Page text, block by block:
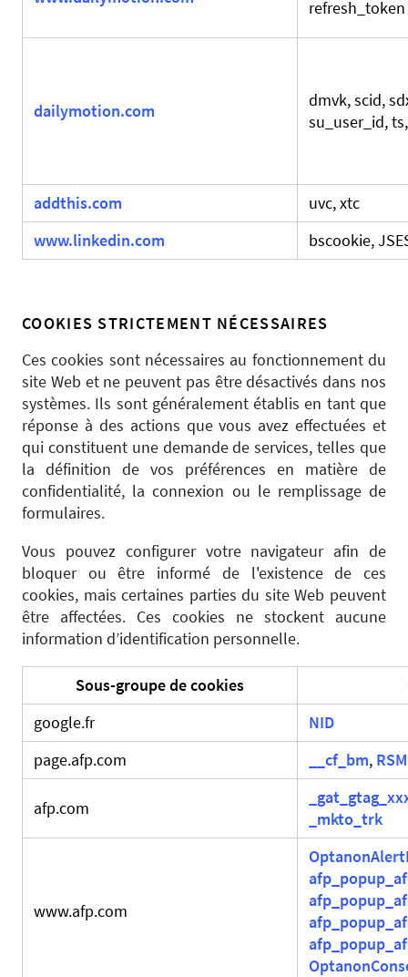
refresh_token
dailymotion.com
dmvk, scid,
su_user_id,
addthis.com
uvc, xtc
www.linkedin.com
bscookie,
COOKIES STRICTEMENT NÉCESSAIRES
Ces cookies sont nécessaires au fonctionnement du
site Web et ne peuvent pas être désactivés dans nos
systèmes. Ils sont généralement établis en tant que
réponse à des actions que vous avez effectuées et
qui constituent une demande de services, telles que
la définition de vos préférences en matière de
confidentialité, la connexion ou le remplissage de
formulaires.
Vous pouvez configurer votre navigateur afin de
bloquer ou être informé de l'existence de ces
cookies, mais certaines parties du site Web peuvent
être affectées. Ces cookies ne stockent aucune
information d’identification personnelle.
Sous-groupe de cookies
google.fr
NID
page.afp.com
__cf_bm,
afp.com
_mkto_trk
www.afp.com